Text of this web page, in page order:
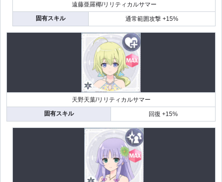
遠藤亜羅椰/リリティカルサマー
固有スキル
通常範囲攻撃 +15%
天野天葉/リリティカルサマー
固有スキル
回復 +15%